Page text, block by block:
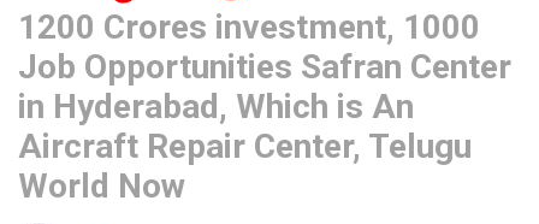
1200 Crores investment, 1000
Job Opportunities Safran Center
in Hyderabad, Which is An
Aircraft Repair Center, Telugu
World Now